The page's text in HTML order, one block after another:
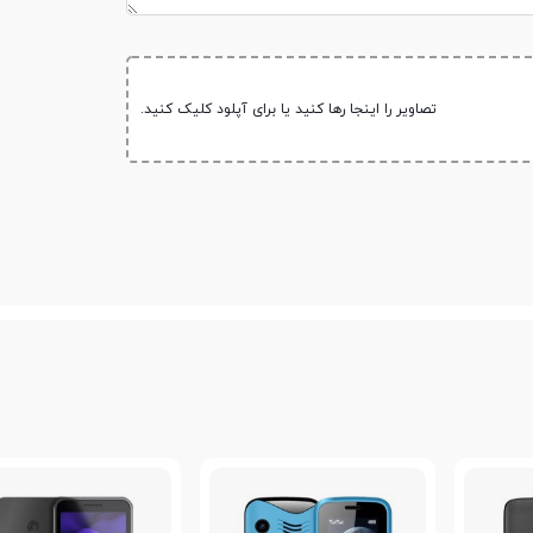
تصاویر را اینجا رها کنید یا برای آپلود کلیک کنید.